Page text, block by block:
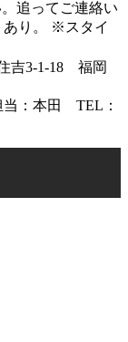
追ってご連絡い
あり。 ※スタイ
吉3-1-18 福岡
：本田 TEL：